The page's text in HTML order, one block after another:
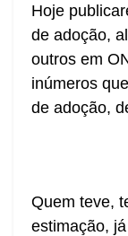
Hoje
de adoção,
outros em
inúmeros
de adoção,
Quem teve,
estimação,